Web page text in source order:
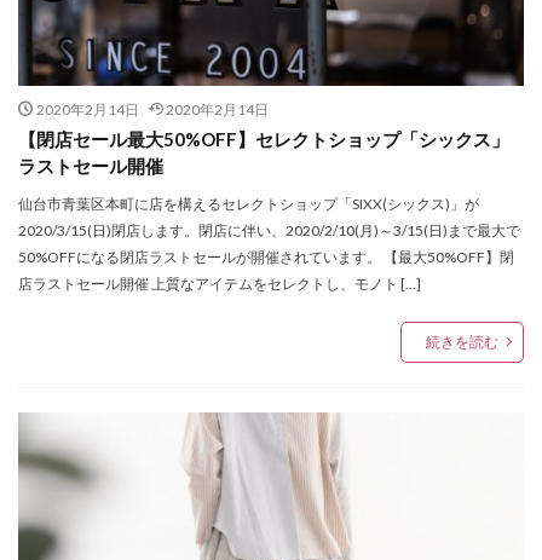
2020年2月14日 2020年2月14日
【閉店セール最大50%OFF】セレクトショップ「シックス」
ラストセール開催
仙台市青葉区本町に店を構えるセレクトショップ「SIXX(シックス)」が
2020/3/15(日)閉店します。閉店に伴い、2020/2/10(月)～3/15(日)まで最大で
50%OFFになる閉店ラストセールが開催されています。 【最大50%OFF】閉
店ラストセール開催 上質なアイテムをセレクトし、モノト […]
続きを読む
オットー ピトックスタイル
オフィシャルショップ
オラクラシカ
オルゴール
オルフェウス
オロビアンコ
オーダースニーカー
オートマチック スポーツ コレクション
オープン
カシオ
カネイリミュージアムショップ6
カルティエ
カルティエ ブライダル セレブレーション
カルティエブティック仙台藤崎
キャスト
キャトル・セゾン仙台
キャラクターズショップ
クラスフォーティーン
クラックス仙台
クラークス
クリスマスアイテム
クリスマスイベント
クリスマスギフトフェア
クリスマスコンサート
クリスマスフェア